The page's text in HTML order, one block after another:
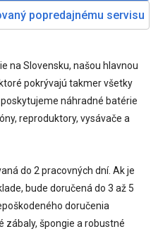
popredajnému servisu
na Slovensku, našou hlavnou
pokrývajú takmer všetky
náhradné batérie
reproduktory, vysávače a
do 2 pracovných dní. Ak je
bude doručená do 3 až 5
doručenia
zábaly, špongie a robustné